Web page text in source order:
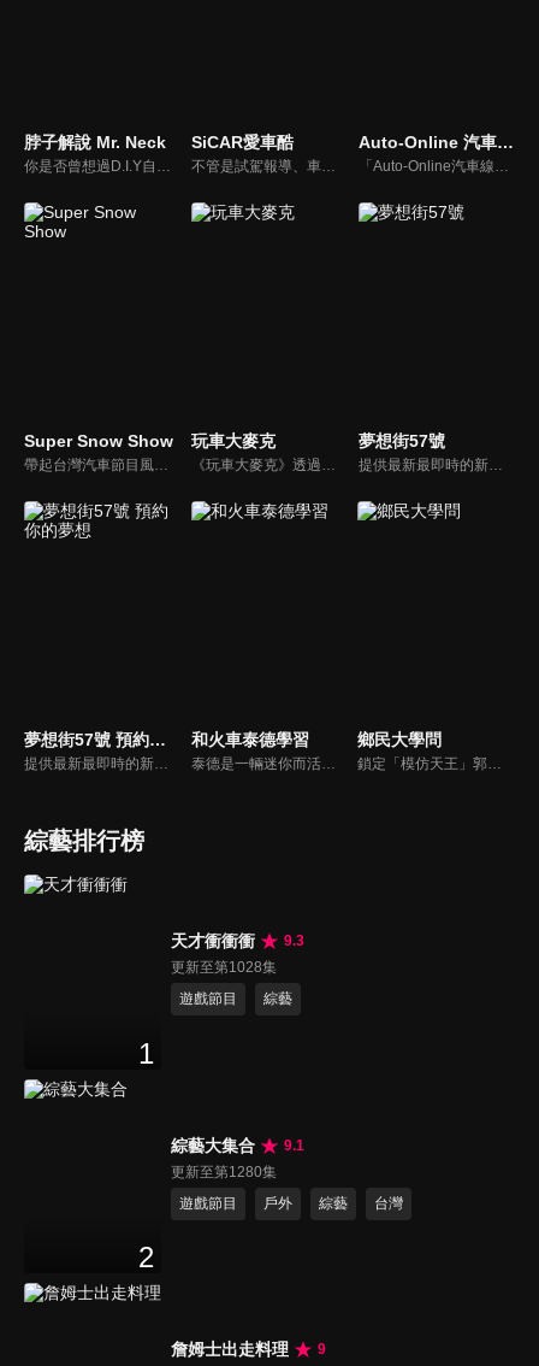
脖子解說 Mr. Neck
你是否曾想過D.I.Y自己的愛車卻尋求不到協助？你是否考慮特定車款卻不知風評如何？你是否想跟廣大的車友們交流、交心、交朋友？分享「說車、玩車、聊車」的大小事！不管你懂車、不懂車、甚至是想買車的朋友，我們會把最新的車市資訊，以及養車的小知識分享給大家！
SiCAR愛車酷
不管是試駕報導、車用產品試用分享或是安全駕駛教室等等，「SiCAR愛車酷」都會不定期推出各式風格的汽車短片與你們分享。
Auto-Online 汽車線上情報誌
「Auto-Online汽車線上情報誌」成立於1999年，是一個將網路平台、平面雜誌與影音頻道結合的專業汽車媒體。影音內容：汽車試駕、重機試駕、車壇快訊、老車單元以及集體評比，我們致力呈現最真實的試駕體驗。
Super Snow Show
帶起台灣汽車節目風潮，前TVBS《地球黃金線》與東森《夢想街57號》主持人，「車界女神」廖盈婷，自製談話性節目《Super Snow Show》，持續以熱情和風趣的主持風格，打造出高人氣試車頻道，介紹車與生活。
玩車大麥克
《玩車大麥克》透過輕鬆、愉快的方式，把汽車、親子、旅遊與美食等相關資訊傳達給網友們。玩樂生活、輕鬆懂車！
夢想街57號
提供最新最即時的新車資訊、邀請汽車達人分享試車報告，同時幫觀眾做最仔細的車款集評。還有專家分享最實用、最省錢的愛車維修撇步，甚至將難得一見的限量車、改裝車直接搬到棚內，將更專業、更豐富、更多元化的內容呈現給觀眾。
夢想街57號 預約你的夢想
提供最新最即時的新車資訊、邀請汽車達人分享試車報告，同時幫觀眾做最仔細的車款集評！還有專家分享最實用、最省錢的愛車維修撇步，甚至將難得一見的限量車、改裝車直接搬到棚內，將更專業、更豐富、更多元化的內容呈現給觀眾。
和火車泰德學習
泰德是一輛迷你而活潑的火車。 它總是在嘗試新的冒險，並盡可能通過他玩的遊戲學到東西。 在他的冒險中，泰德學習了形狀、顏色和數位。 小朋友們快來和泰德一起快樂地學習吧！
鄉民大學問
鎖定「模仿天王」郭子乾，還有高顏值學霸大學生辛辣提問唷！全新優質節目都在NOWnews《鄉民大學問》！
綜藝排行榜
1
天才衝衝衝
9.3
更新至第1028集
遊戲節目
綜藝
2
綜藝大集合
9.1
更新至第1280集
遊戲節目
戶外 綜藝 台灣
詹姆士出走料理
9